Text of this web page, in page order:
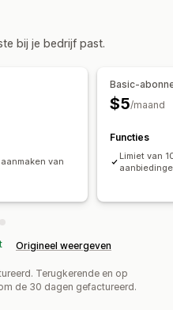
bij je bedrijf past.
van
Basic-
$5/maand
Functies
Limiet van
Origineel weergeven
Terugkerende en op
de 30 dagen gefactureerd.